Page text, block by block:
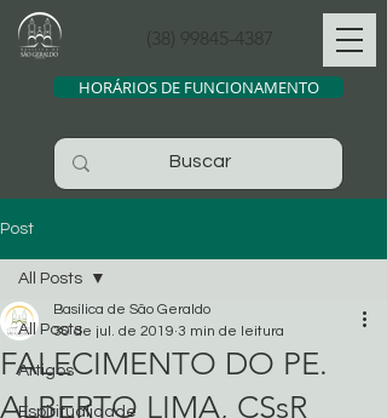
(38) 99845-4387
HORÁRIOS DE FUNCIONAMENTO
Post
All Posts
Artigos
Espiritualidade
All Posts
FALECIMENTO DO PE.
ALBERTO LIMA, CSsR
Basílica de São Geraldo
30 de jul. de 2019 3 min de leitura